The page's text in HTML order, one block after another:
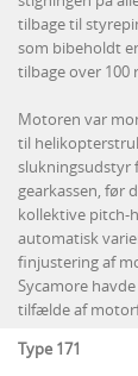
tilbage til
som bibeholdt
tilbage over 100
Motoren var
til
slukningsudstyr
gearkassen, før
kollektive pitch-
automatisk
finjustering af
Sycamore
tilfælde af
Type 171